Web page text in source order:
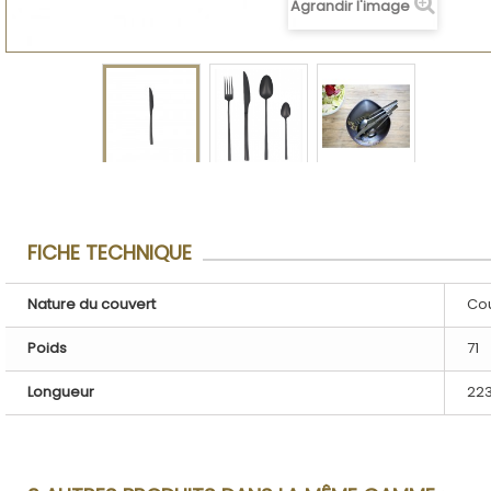
Agrandir l'image
FICHE TECHNIQUE
Nature du couvert
Poids 71
Longueur 223